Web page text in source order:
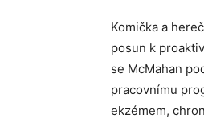
Komička a
posun k
se McMahan
pracovnímu
ekzémem,